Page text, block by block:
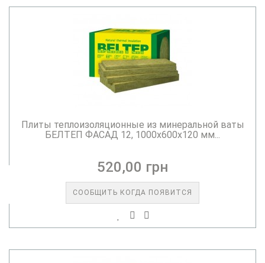
Плиты теплоизоляционные из минеральной ваты
БЕЛТЕП ФАСАД 12, 1000х600х120 мм...
520,00 грн
СООБЩИТЬ КОГДА ПОЯВИТСЯ